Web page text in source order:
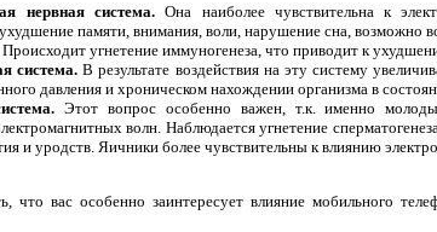
нервная система.Она наиболее чувствительна к
памяти, внимания, воли, нарушение сна, возможно
Происходит угнетение иммуногенеза, что приводит к
система.В результате воздействия на эту систему
давления и хроническом нахождении организма в
Этот вопрос особенно важен, т.к. именно
волн. Наблюдается угнетение
и уродств. Яичники более чувствительны к влиянию
что вас особенно заинтересует влияние мобильного